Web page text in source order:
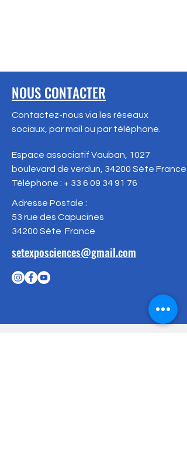
NOUS CONTACTER
Contactez-nous via les réseaux
sociaux, par mail ou par téléphone.
Espace associatif Vauban, 1027
boulevard de verdun, 34200 Sète France
Téléphone : + 33 6 09 34 91 76
Adresse Postale :
53 rue des Capucines
34200 Sète France
setexposciences@gmail.com